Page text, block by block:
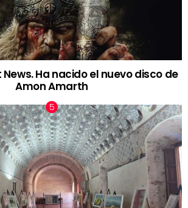
News. Ha nacido el nuevo disco de
Amon Amarth